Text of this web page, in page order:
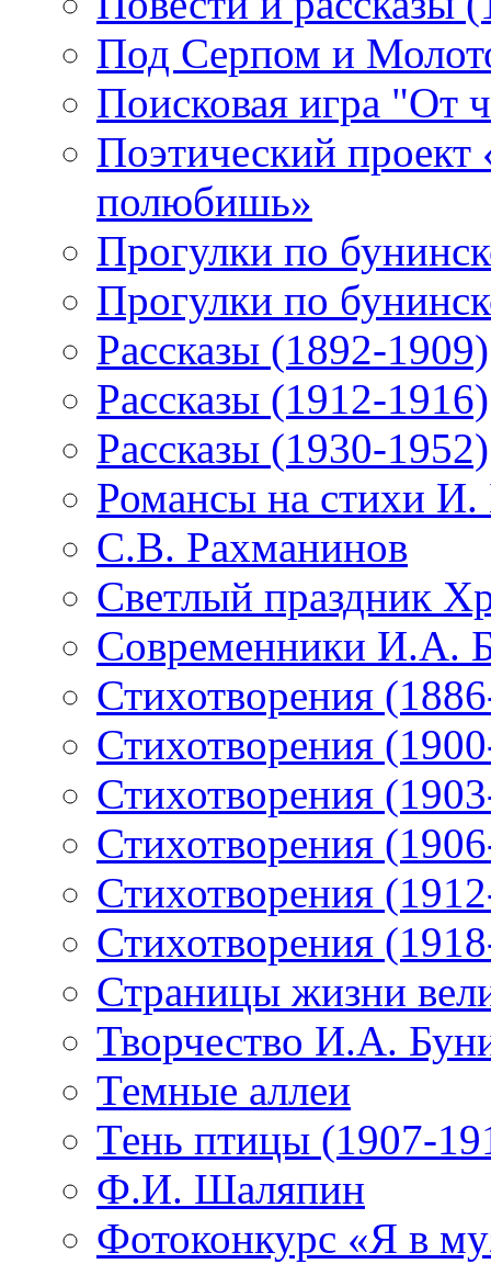
Под Серпом и
Поисковая игра "От
Поэтический
полюбишь»
Прогулки по
Прогулки по
Рассказы (1892-1909)
Рассказы (1912-1916)
Рассказы (1930-1952)
Романсы на стихи И.
С.В. Рахманинов
Светлый праздник
Современники И.А.
Стихотворения
Стихотворения
Стихотворения
Стихотворения
Стихотворения
Стихотворения
Страницы жизни
Творчество И.А.
Темные аллеи
Тень птицы (1907-
Ф.И. Шаляпин
Фотоконкурс «Я в